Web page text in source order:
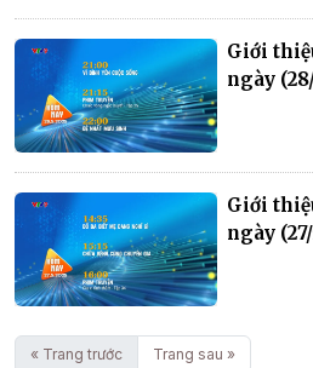
Giới
ngày
Giới
ngày
« Trang trước Trang sau »